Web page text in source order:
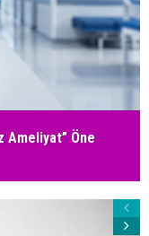
Ameliyat” Öne